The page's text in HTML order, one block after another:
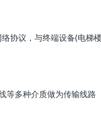
议，与终端设备(电梯
多种介质做为传输线路